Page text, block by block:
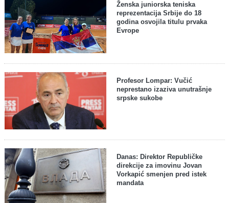
Ženska juniorska teniska
reprezentacija Srbije do 18
godina osvojila titulu prvaka
Evrope
Profesor Lompar: Vučić
neprestano izaziva unutrašnje
srpske sukobe
Danas: Direktor Republičke
direkcije za imovinu Jovan
Vorkapić smenjen pred istek
mandata